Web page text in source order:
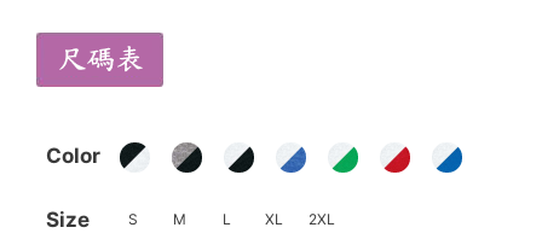
Color
Size S M L XL 2XL